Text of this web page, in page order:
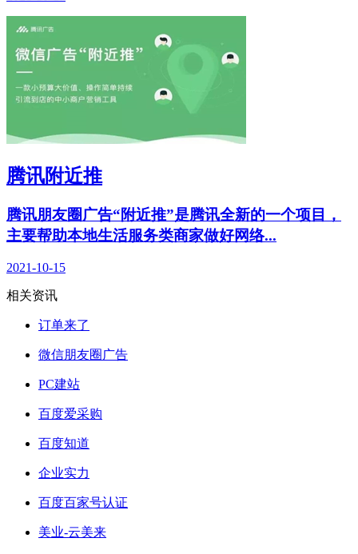
腾讯附近推
腾讯朋友圈广告“附近推”是腾讯全新的一个项目，
主要帮助本地生活服务类商家做好网络...
2021-10-15
相关资讯
订单来了
微信朋友圈广告
PC建站
百度爱采购
百度知道
企业实力
百度百家号认证
美业-云美来